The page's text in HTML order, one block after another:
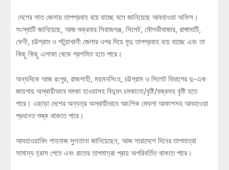
দেশের সাত জেলায় তাপপ্রবাহ বয়ে যাচ্ছে বলে জানিয়েছে আবহাওয়া অফিস।
সংস্থাটি জানিয়েছে, আজ শুক্রবার সিরাজগঞ্জ, সিলেট, মৌলভীবাজার, রাঙ্গামাটি,
ফেনী, চট্টগ্রাম ও পটুয়াখালী জেলার ওপর দিয়ে মৃদু তাপপ্রবাহ বয়ে যাচ্ছে এবং তা
কিছু কিছু এলাকা থেকে প্রশমিত হতে পারে।
অন্যদিকে আজ রংপুর, রাজশাহী, ময়মনসিংহ, চট্টগ্রাম ও সিলেট বিভাগের দু-এক
জায়গায় অস্থায়ীভাবে দমকা হাওয়াসহ বিদ্যুৎ চমকানো/বৃষ্টি/বজ্রসহ বৃষ্টি হতে
পারে। এছাড়া দেশের অন্যত্র অস্থায়ীভাবে আংশিক মেঘলা আকাশসহ আবহাওয়া
প্রধানত শুষ্ক থাকতে পারে।
আবহাওয়াবিদ শাহনাজ সুলতানা জানিয়েছেন, আজ সারাদেশে দিনের তাপমাত্রা
সামান্য হ্রাস পেতে এবং রাতের তাপমাত্রা প্রায় অপরিবর্তিত থাকতে পারে।